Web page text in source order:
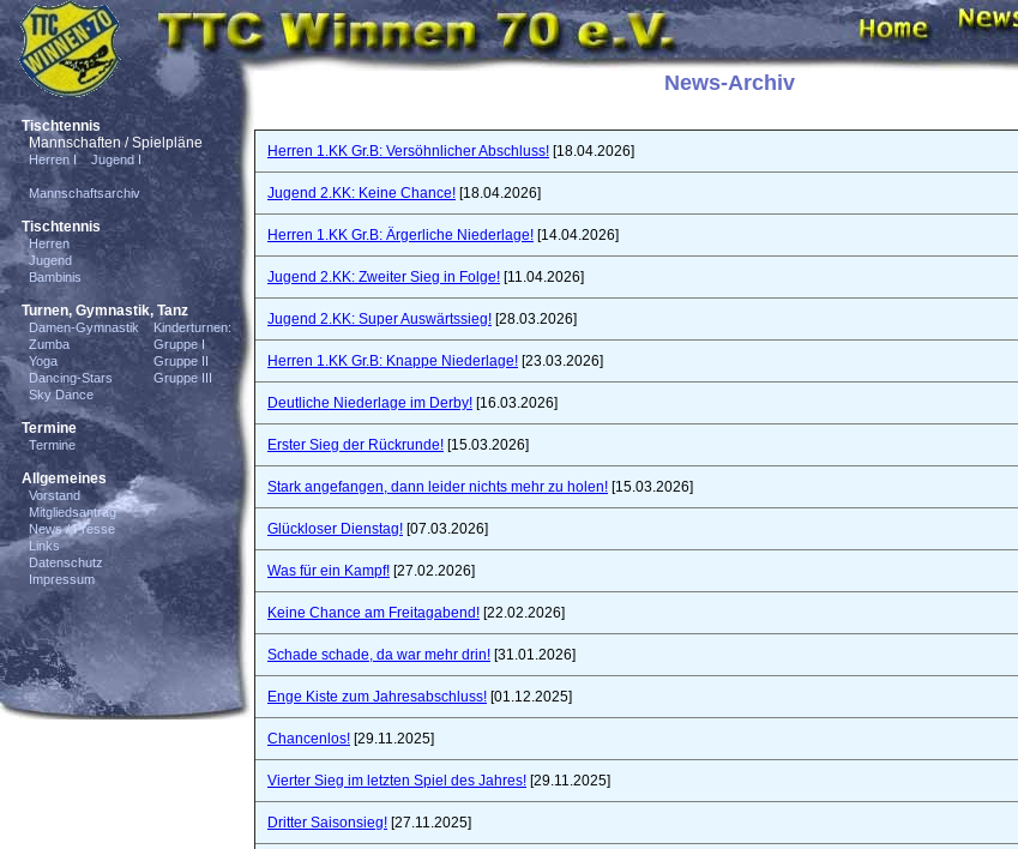
Tischtennis
Mannschaften / Spielpläne
Herren I Jugend I
Mannschaftsarchiv
Tischtennis
Herren
Jugend
Bambinis
Turnen, Gymnastik, Tanz
Damen-Gymnastik
Zumba
Yoga
Dancing-Stars
Sky Dance
Kinderturnen:
Gruppe I
Gruppe II
Gruppe III
Termine
Termine
Allgemeines
Vorstand
Mitgliedsantrag
News / Presse
Links
Datenschutz
Impressum
News-Archiv
Herren 1.KK Gr.B: Versöhnlicher Abschluss! [18.04.2026]
Jugend 2.KK: Keine Chance! [18.04.2026]
Herren 1.KK Gr.B: Ärgerliche Niederlage! [14.04.2026]
Jugend 2.KK: Zweiter Sieg in Folge! [11.04.2026]
Jugend 2.KK: Super Auswärtssieg! [28.03.2026]
Herren 1.KK Gr.B: Knappe Niederlage! [23.03.2026]
Deutliche Niederlage im Derby! [16.03.2026]
Erster Sieg der Rückrunde! [15.03.2026]
Stark angefangen, dann leider nichts mehr zu holen! [15.03.2026]
Glückloser Dienstag! [07.03.2026]
Was für ein Kampf! [27.02.2026]
Keine Chance am Freitagabend! [22.02.2026]
Schade schade, da war mehr drin! [31.01.2026]
Enge Kiste zum Jahresabschluss! [01.12.2025]
Chancenlos! [29.11.2025]
Vierter Sieg im letzten Spiel des Jahres! [29.11.2025]
Dritter Saisonsieg! [27.11.2025]